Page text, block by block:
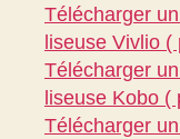
Télécharger
liseuse Vivlio
Télécharger
liseuse Kobo
Télécharger